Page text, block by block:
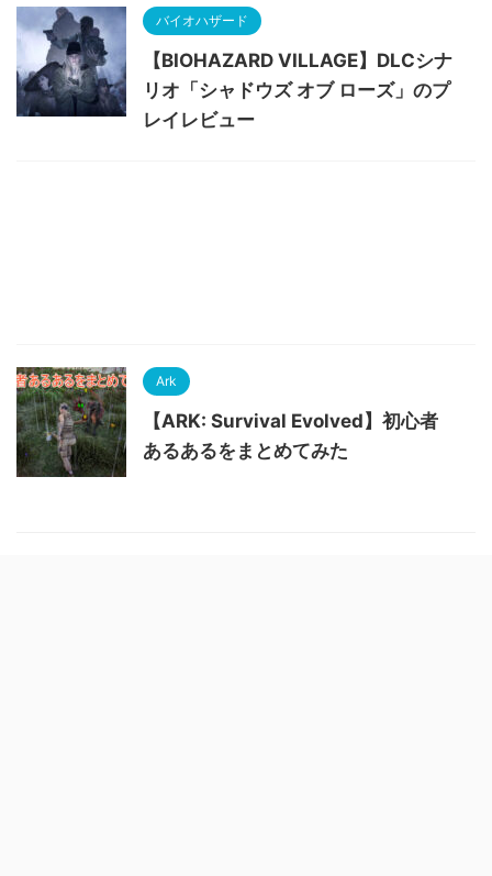
バイオハザード
【BIOHAZARD VILLAGE】DLCシナ
リオ「シャドウズ オブ ローズ」のプ
レイレビュー
Ark
【ARK: Survival Evolved】初心者
あるあるをまとめてみた